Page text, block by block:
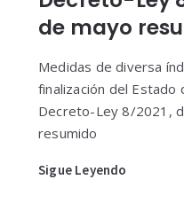
de mayo
Medidas de diversa
finalización del Estado
Decreto-Ley 8/2021,
resumido
Sigue Leyendo